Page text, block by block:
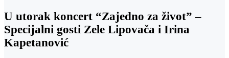
U utorak koncert “Zajedno za život” –
Specijalni gosti Zele Lipovača i Irina
Kapetanović